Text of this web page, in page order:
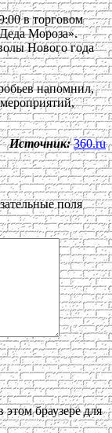
в торговом
Мороза».
Нового года
напомнил,
Источник: 360.ru
поля
браузере для